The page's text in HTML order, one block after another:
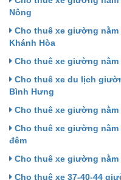
Nông
Cho thuê xe giường nằm
Khánh Hòa
Cho thuê xe giường nằm
Cho thuê xe du lịch
Bình Hưng
Cho thuê xe giường nằm
Cho thuê xe giường nằm
đêm
Cho thuê xe giường nằm
Cho thuê xe 37-40-44